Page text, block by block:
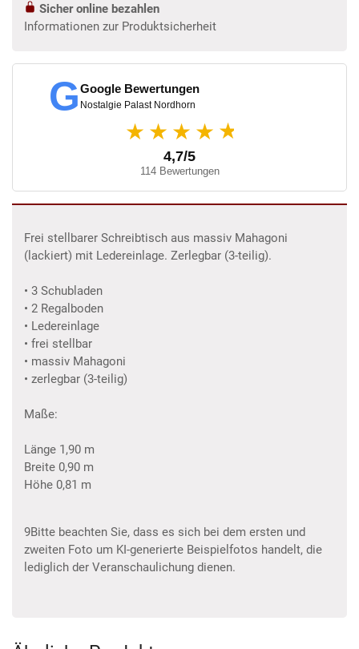
Sicher online bezahlen
Informationen zur Produktsicherheit
GGoogle Bewertungen
Nostalgie Palast Nordhorn
★★★★ ★
4,7/5
114 Bewertungen
Frei stellbarer Schreibtisch aus massiv Mahagoni
(lackiert) mit Ledereinlage. Zerlegbar (3-teilig).
• 3 Schubladen
• 2 Regalboden
• Ledereinlage
• frei stellbar
• massiv Mahagoni
• zerlegbar (3-teilig)
Maße:
Länge 1,90 m
Breite 0,90 m
Höhe 0,81 m
9Bitte beachten Sie, dass es sich bei dem ersten und
zweiten Foto um KI-generierte Beispielfotos handelt, die
lediglich der Veranschaulichung dienen.